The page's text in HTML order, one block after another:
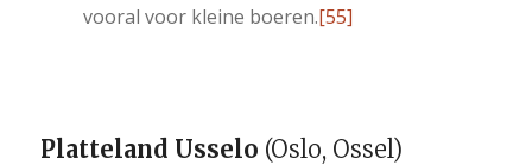
vooral voor kleine boeren.[55]
Platteland Usselo (Oslo, Ossel)